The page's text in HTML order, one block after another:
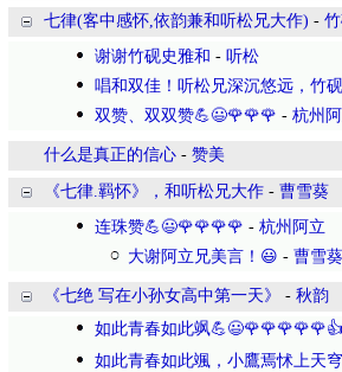
七律(客中感怀,依韵兼和听松兄大作) -
谢谢竹砚史雅和 - 听松
唱和双佳！听松兄深沉悠远，竹
双赞、双双赞💪😃🌹🌹🌹 - 杭州
什么是真正的信心 - 赞美
《七律.羁怀》，和听松兄大作 - 曹雪葵
连珠赞💪😃🌹🌹🌹🌹 - 杭州阿立
大谢阿立兄美言！😃 - 曹雪葵
《七绝 写在小孙女高中第一天》 - 秋韵
如此青春如此飒💪😃🌹🌹🌹🌹🌹👍
如此青春如此颯，小鷹焉怵上天